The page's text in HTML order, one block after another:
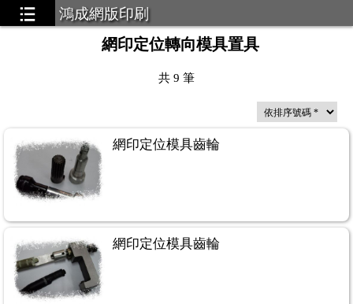
鴻成網版印刷
網印定位轉向模具置具
共 9 筆
網印定位模具齒輪
網印定位模具齒輪